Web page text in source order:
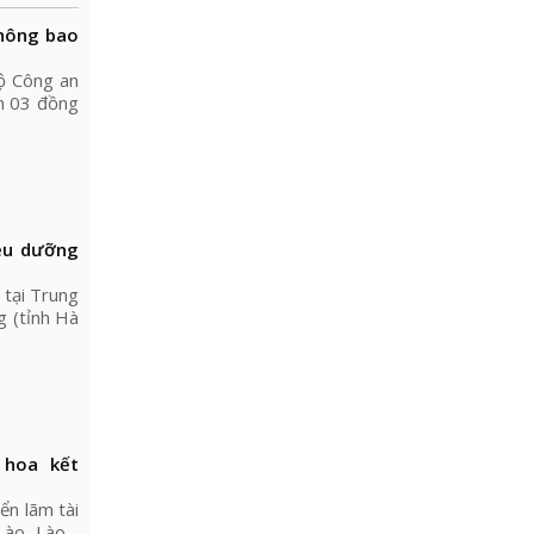
bao
Công an
03 đồng
dưỡng
Trung
(tỉnh Hà
kết
lãm tài